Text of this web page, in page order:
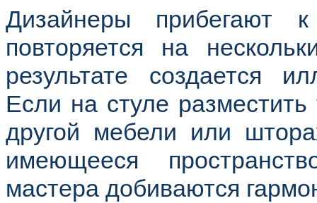
Дизайнеры прибегают
повторяется на
результате создается
Если на стуле
другой мебели или
имеющееся
мастера добиваются